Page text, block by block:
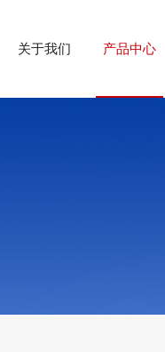
关于我们 产品中心